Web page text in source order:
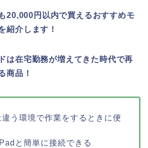
20,000円以内で買えるおすすめモ
紹介します！
は在宅勤務が増えてきた時代で再
商品！
う環境で作業をするときに便
と簡単に接続できる